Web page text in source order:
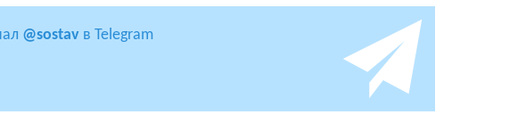
@sostav в Telegram